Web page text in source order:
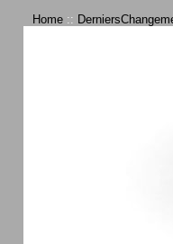
Home ::